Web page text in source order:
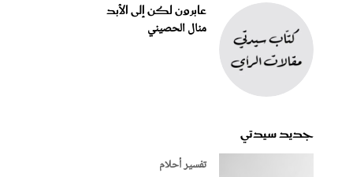
عابرون لكن إلى الأبد
منال الحصيني
جديد سيدتي
تفسير أحلام